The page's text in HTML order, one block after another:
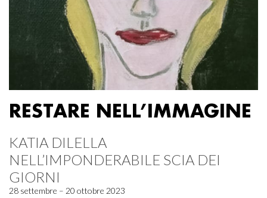
RESTARE NELL’IMMAGINE
KATIA DILELLA
NELL’IMPONDERABILE SCIA DEI
GIORNI
28 settembre – 20 ottobre 2023